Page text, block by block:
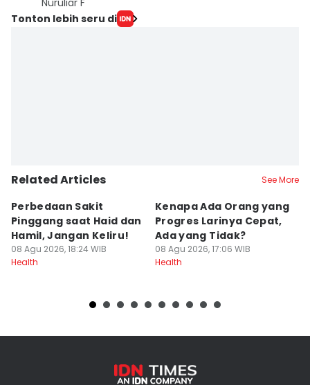
Nuruliar F
Tonton lebih seru di
Related Articles See More
Perbedaan Sakit
Pinggang saat Haid dan
Hamil, Jangan Keliru!
08 Agu 2026, 18:24 WIB
Health
Kenapa Ada Orang yang
Progres Larinya Cepat,
Ada yang Tidak?
08 Agu 2026, 17:06 WIB
Health